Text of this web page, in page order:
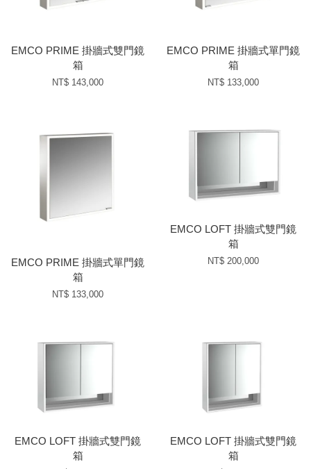
EMCO PRIME 掛牆式雙門鏡
箱
NT$ 143,000
EMCO PRIME 掛牆式單門鏡
箱
NT$ 133,000
EMCO PRIME 掛牆式單門鏡
箱
NT$ 133,000
EMCO LOFT 掛牆式雙門鏡
箱
NT$ 200,000
EMCO LOFT 掛牆式雙門鏡
箱
EMCO LOFT 掛牆式雙門鏡
箱